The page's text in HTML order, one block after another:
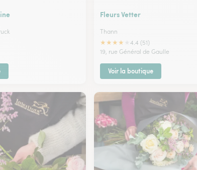
Fleurs Vetter
Thann
★★★★
4.4 (51)
19, rue Général de Gaulle
Voir la boutique